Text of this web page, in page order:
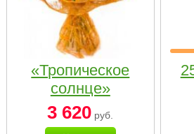
«Тропическое
солнце»
3 620 руб.